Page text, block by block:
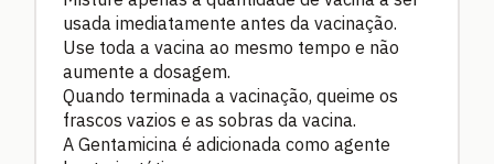
usada imediatamente antes da vacinação.
Use toda a vacina ao mesmo tempo e não
aumente a dosagem.
Quando terminada a vacinação, queime os
frascos vazios e as sobras da vacina.
A Gentamicina é adicionada como agente